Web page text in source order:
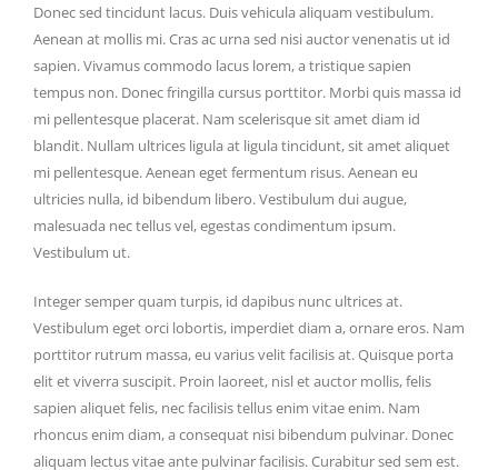
Donec sed tincidunt lacus. Duis vehicula aliquam vestibulum.
Aenean at mollis mi. Cras ac urna sed nisi auctor venenatis ut id
sapien. Vivamus commodo lacus lorem, a tristique sapien
tempus non. Donec fringilla cursus porttitor. Morbi quis massa id
mi pellentesque placerat. Nam scelerisque sit amet diam id
blandit. Nullam ultrices ligula at ligula tincidunt, sit amet aliquet
mi pellentesque. Aenean eget fermentum risus. Aenean eu
ultricies nulla, id bibendum libero. Vestibulum dui augue,
malesuada nec tellus vel, egestas condimentum ipsum.
Vestibulum ut.
Integer semper quam turpis, id dapibus nunc ultrices at.
Vestibulum eget orci lobortis, imperdiet diam a, ornare eros. Nam
porttitor rutrum massa, eu varius velit facilisis at. Quisque porta
elit et viverra suscipit. Proin laoreet, nisl et auctor mollis, felis
sapien aliquet felis, nec facilisis tellus enim vitae enim. Nam
rhoncus enim diam, a consequat nisi bibendum pulvinar. Donec
aliquam lectus vitae ante pulvinar facilisis. Curabitur sed sem est.